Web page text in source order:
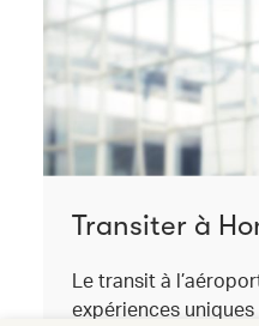
Transiter à
Le transit à
expériences